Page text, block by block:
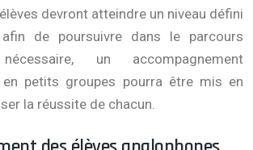
devront atteindre un niveau défini
de poursuivre dans le parcours
un accompagnement
petits groupes pourra être mis en
la réussite de chacun.